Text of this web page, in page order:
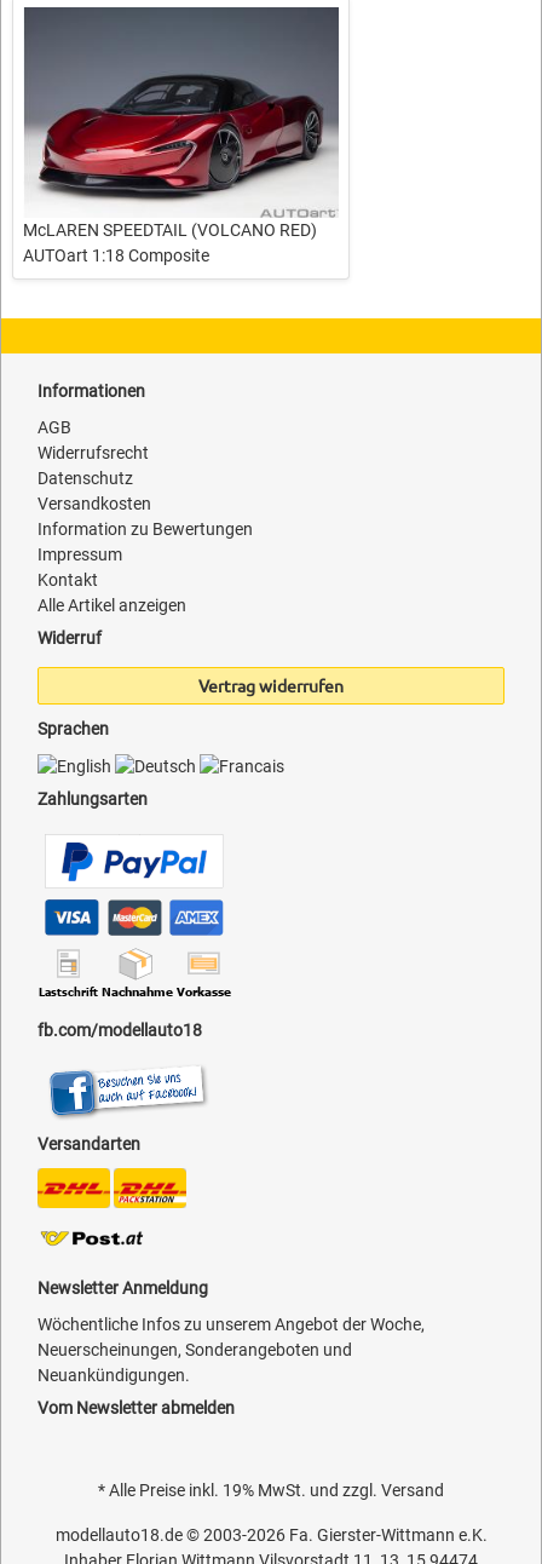
McLAREN SPEEDTAIL (VOLCANO RED)
AUTOart 1:18 Composite
Informationen
AGB
Widerrufsrecht
Datenschutz
Versandkosten
Information zu Bewertungen
Impressum
Kontakt
Alle Artikel anzeigen
Widerruf
Vertrag widerrufen
Sprachen
Zahlungsarten
fb.com/modellauto18
Versandarten
Newsletter Anmeldung
Wöchentliche Infos zu unserem Angebot der Woche,
Neuerscheinungen, Sonderangeboten und
Neuankündigungen.
Vom Newsletter abmelden
* Alle Preise inkl. 19% MwSt. und zzgl. Versand
modellauto18.de© 2003-2026 Fa. Gierster-Wittmann e.K.